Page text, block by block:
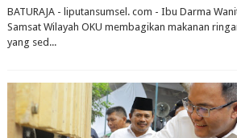
BATURAJA - liputansumsel. com - Ibu Darma
Samsat Wilayah OKU membagikan makanan
yang sed...